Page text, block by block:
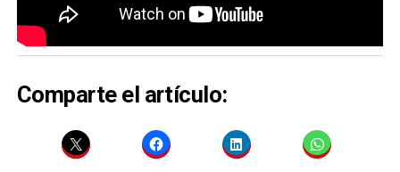
Comparte el artículo: